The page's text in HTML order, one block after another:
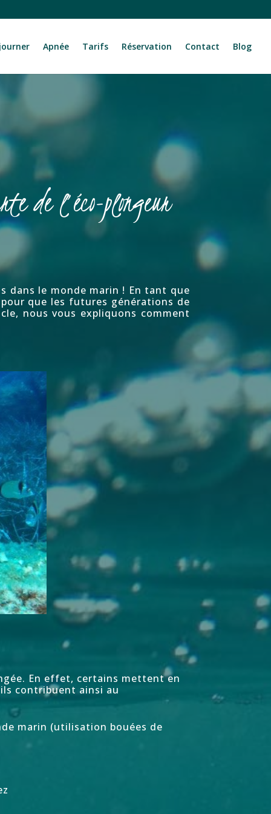
Apnée Tarifs Réservation Contact Blog
de l’éco-plongeur
dans le monde marin ! En tant que
que les futures générations de
nous vous expliquons comment
. En effet, certains mettent en
contribuent ainsi au
marin (utilisation bouées de